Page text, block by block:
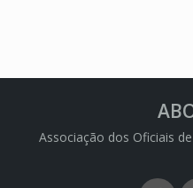
Associação dos Oficiais